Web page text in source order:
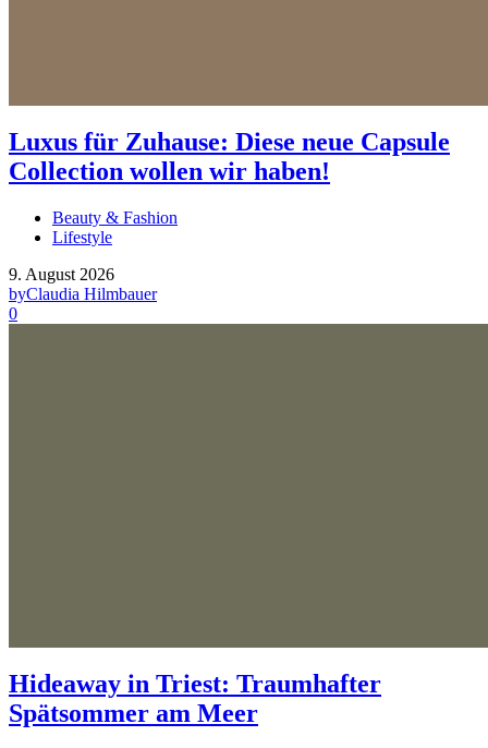
Luxus für Zuhause: Diese neue Capsule
Collection wollen wir haben!
Beauty & Fashion
Lifestyle
9. August 2026
byClaudia Hilmbauer
0
Hideaway in Triest: Traumhafter
Spätsommer am Meer